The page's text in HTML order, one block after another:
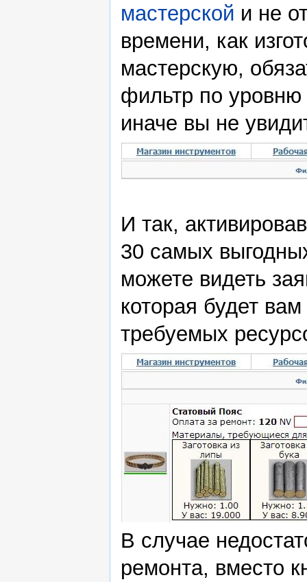
мастерской и не
времени, как
мастерскую,
фильтр по
иначе вы не
И так,
30 самых
можете видеть
которая будет
требуемых
В случае
ремонта, вместо